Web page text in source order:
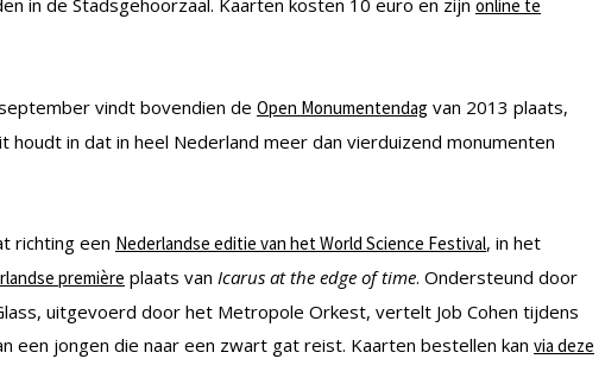
in de Stadsgehoorzaal. Kaarten kosten 10 euro en zijn online te
vindt bovendien de Open Monumentendag van 2013 plaats,
houdt in dat in heel Nederland meer dan vierduizend monumenten
richting een Nederlandse editie van het World Science Festival, in het
première plaats van Icarus at the edge of time. Ondersteund door
uitgevoerd door het Metropole Orkest, vertelt Job Cohen tijdens
een jongen die naar een zwart gat reist. Kaarten bestellen kan via deze